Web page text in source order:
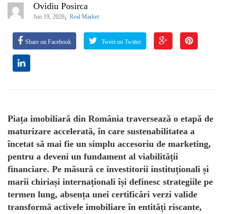
Ovidiu Posirca
Jun 19, 2026, Real Market
Share on Facebook Tweet on Twitter
Piața imobiliară din România traversează o etapă de
maturizare accelerată, în care sustenabilitatea a
încetat să mai fie un simplu accesoriu de marketing,
pentru a deveni un fundament al viabilității
financiare. Pe măsură ce investitorii instituționali și
marii chiriași internaționali își definesc strategiile pe
termen lung, absența unei certificări verzi valide
transformă activele imobiliare în entități riscante,